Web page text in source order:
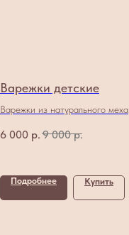
Варежки детские
Варежки из натурального меха
6 000 р. 9 000 р.
Подробнее Купить